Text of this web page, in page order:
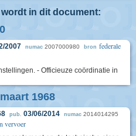
in dit document:
2007 numac 2007000980 bron federale
- Officieuze coördinatie in
1968
pub. 03/06/2014 numac 2014014295
vervoer